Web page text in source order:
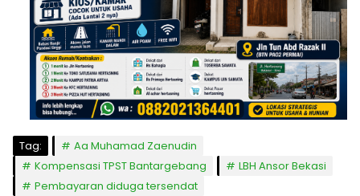
Tag:
Aa Muhamad Zaenudin
Kompensasi TPST Bantargebang
LBH Ansor Bekasi
Pembayaran diduga tersendat